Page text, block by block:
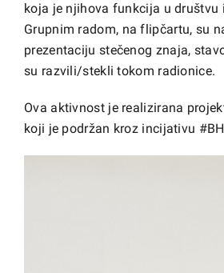
koja je njihova funkcija u društvu
Grupnim radom, na flipčartu, su
prezentaciju stečenog znaja,
su razvili/stekli tokom radionice.
Ova aktivnost je realizirana
koji je podržan kroz incijativu